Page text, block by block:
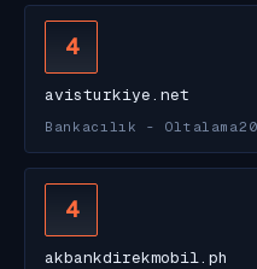
4
avisturkiye.net
Bankacılık - Oltalama
4
akbankdirekmobil.ph